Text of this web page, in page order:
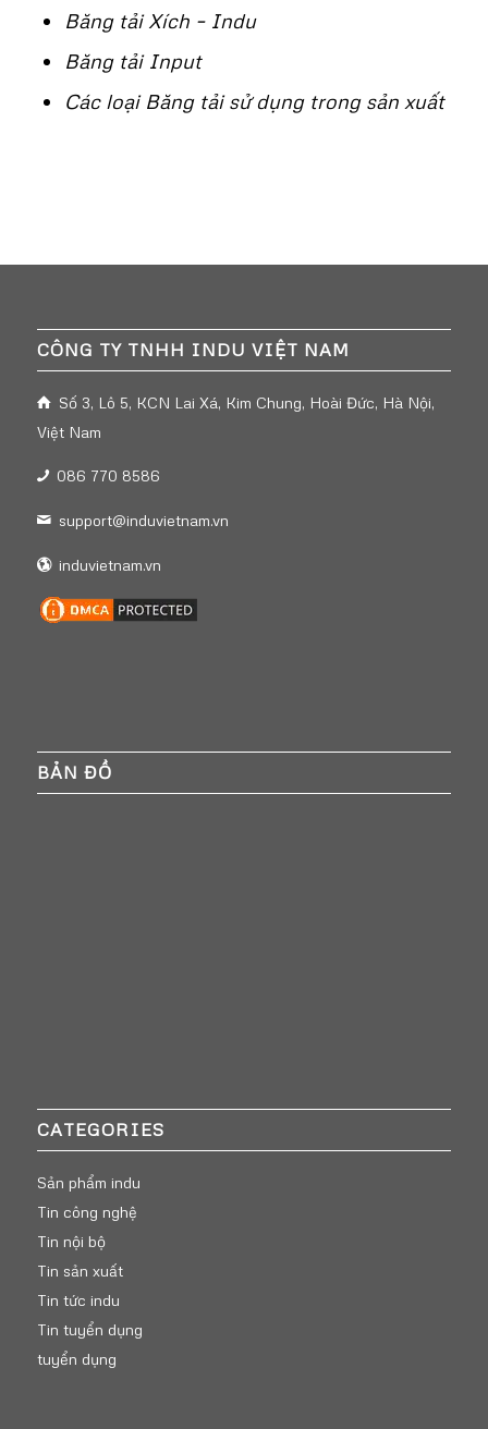
Băng tải Xích – Indu
Băng tải Input
Các loại Băng tải sử dụng trong sản xuất
CÔNG TY TNHH INDU VIỆT NAM
Số 3, Lô 5, KCN Lai Xá, Kim Chung, Hoài Đức, Hà Nội,
Việt Nam
086 770 8586
support@induvietnam.vn
induvietnam.vn
BẢN ĐỒ
CATEGORIES
Sản phẩm indu
Tin công nghệ
Tin nội bộ
Tin sản xuất
Tin tức indu
Tin tuyển dụng
tuyển dụng